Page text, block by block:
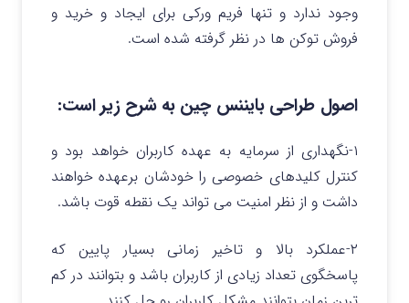
وجود ندارد و تنها فریم ورکی برای ایجاد و خرید و
فروش توکن ها در نظر گرفته شده است.
اصول طراحی بایننس چین به شرح زیر است:
۱-نگهداری از سرمایه به عهده کاربران خواهد بود و
کنترل کلیدهای خصوصی را خودشان برعهده خواهند
داشت و از نظر امنیت می تواند یک نقطه قوت باشد.
۲-عملکرد بالا و تاخیر زمانی بسیار پایین که
پاسخگوی تعداد زیادی از کاربران باشد و بتوانند در کم